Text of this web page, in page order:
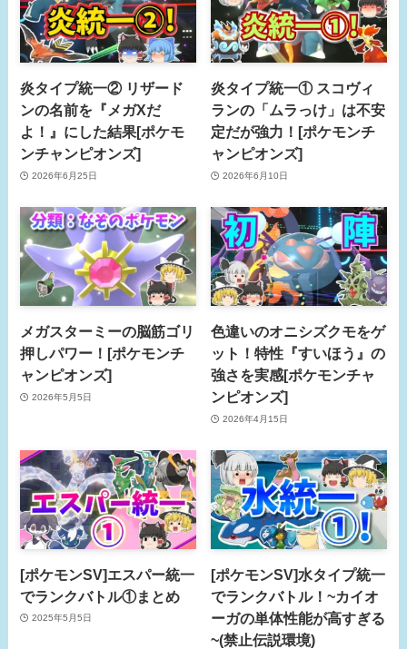
炎タイプ統一② リザード
ンの名前を『メガXだ
よ！』にした結果[ポケモ
ンチャンピオンズ]
2026年6月25日
炎タイプ統一① スコヴィ
ランの「ムラっけ」は不安
定だが強力！[ポケモンチ
ャンピオンズ]
2026年6月10日
メガスターミーの脳筋ゴリ
押しパワー！[ポケモンチ
ャンピオンズ]
2026年5月5日
色違いのオニシズクモをゲ
ット！特性『すいほう』の
強さを実感[ポケモンチャ
ンピオンズ]
2026年4月15日
[ポケモンSV]エスパー統一
でランクバトル①まとめ
2025年5月5日
[ポケモンSV]水タイプ統一
でランクバトル！~カイオ
ーガの単体性能が高すぎる
~(禁止伝説環境)